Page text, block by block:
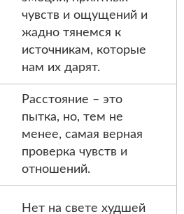
чувств и ощущений и
жадно тянемся к
источникам, которые
нам их дарят.
Расстояние – это
пытка, но, тем не
менее, самая верная
проверка чувств и
отношений.
Нет на свете худшей